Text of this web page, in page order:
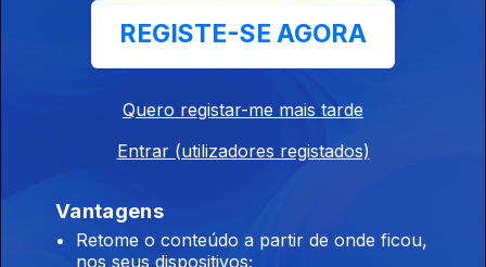
24 jul. 2025
REGISTE-SE AGORA
Quero registar-me mais tarde
Entrar (utilizadores registados)
Vantagens
Retome o conteúdo a partir de onde ficou,
nos seus dispositivos;